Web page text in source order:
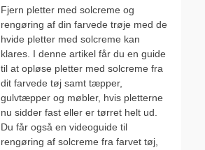
Fjern pletter med solcreme og
rengøring af din farvede trøje med de
hvide pletter med solcreme kan
klares. I denne artikel får du en guide
til at opløse pletter med solcreme fra
dit farvede tøj samt tæpper,
gulvtæpper og møbler, hvis pletterne
nu sidder fast eller er tørret helt ud.
Du får også en videoguide til
rengøring af solcreme fra farvet tøj,